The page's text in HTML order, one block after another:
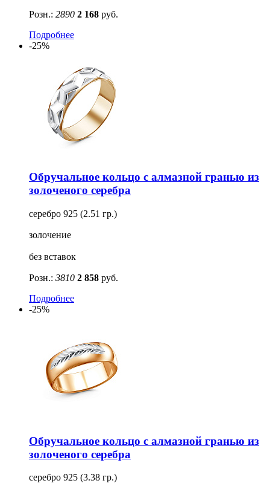
Розн.: 2890 2 168 руб.
Подробнее
-25%
Обручальное кольцо с алмазной гранью из
золоченого серебра
серебро 925 (2.51 гр.)
золочение
без вставок
Розн.: 3810 2 858 руб.
Подробнее
-25%
Обручальное кольцо с алмазной гранью из
золоченого серебра
серебро 925 (3.38 гр.)